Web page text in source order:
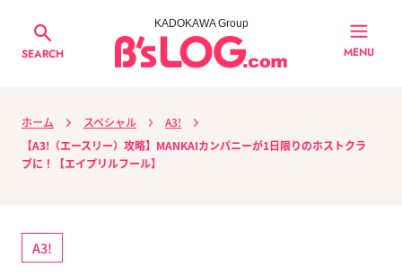
SEARCH
KADOKAWA Group
MENU
ホーム スペシャル
A3!
【A3!（エースリー）攻略】MANKAIカンパニーが1日限りのホストクラ
ブに！【エイプリルフール】
A3!